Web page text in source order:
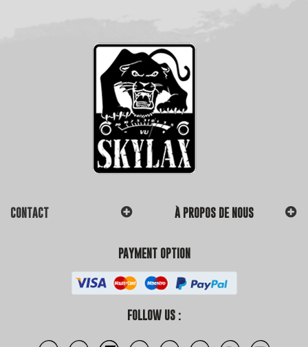
CONTACT À PROPOS DE NOUS
PAYMENT OPTION
FOLLOW US :